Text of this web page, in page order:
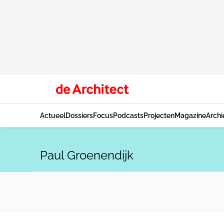
ActueelDossiersFocusPodcastsProjectenMagazine
Paul Groenendijk